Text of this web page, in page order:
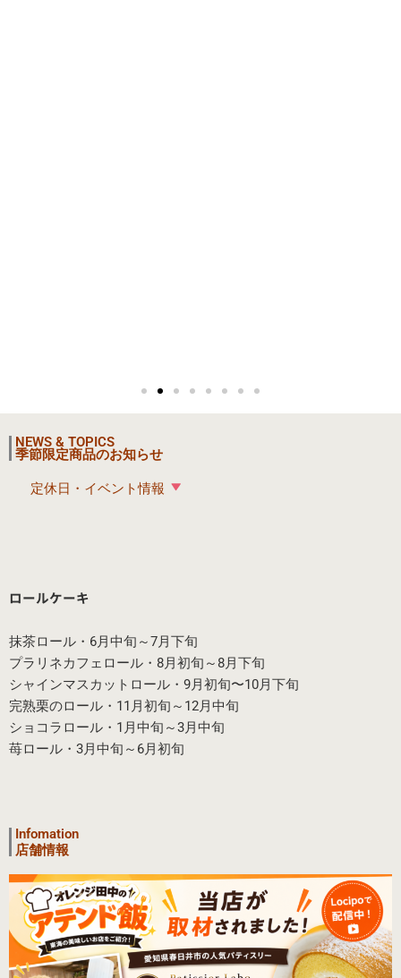
NEWS & TOPICS
季節限定商品のお知らせ
定休日・イベント情報
ロールケーキ
抹茶ロール・6月中旬～7月下旬
プラリネカフェロール・8月初旬～8月下旬
シャインマスカットロール・9月初旬〜10月下旬
完熟栗のロール・11月初旬～12月中旬
ショコラロール・1月中旬～3月中旬
苺ロール・3月中旬～6月初旬
Infomation
店舗情報